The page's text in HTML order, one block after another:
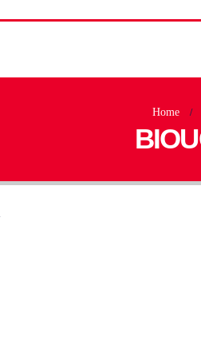
Home